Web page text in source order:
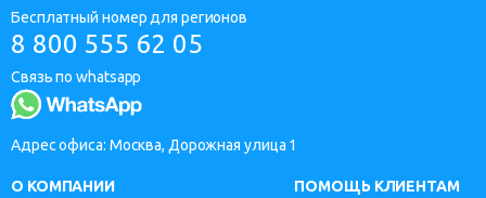
Бесплатный номер для регионов
8 800 555 62 05
Связь по whatsapp
Адрес офиса: Москва, Дорожная улица 1
О КОМПАНИИ
ПОМОЩЬ КЛИЕНТАМ